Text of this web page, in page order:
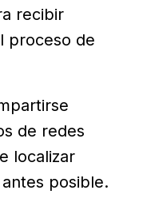
recibir
proceso de
de redes
localizar
posible.